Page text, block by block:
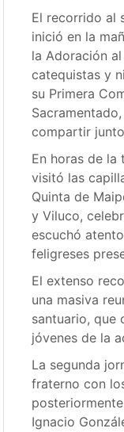
El recorrido al
inició en la
la Adoración
catequistas y
su Primera
compartir
En horas de la
visitó las
Quinta de
y Viluco,
escuchó
feligreses
El extenso
una masiva
santuario, que
jóvenes de la
La segunda
fraterno con
Ignacio